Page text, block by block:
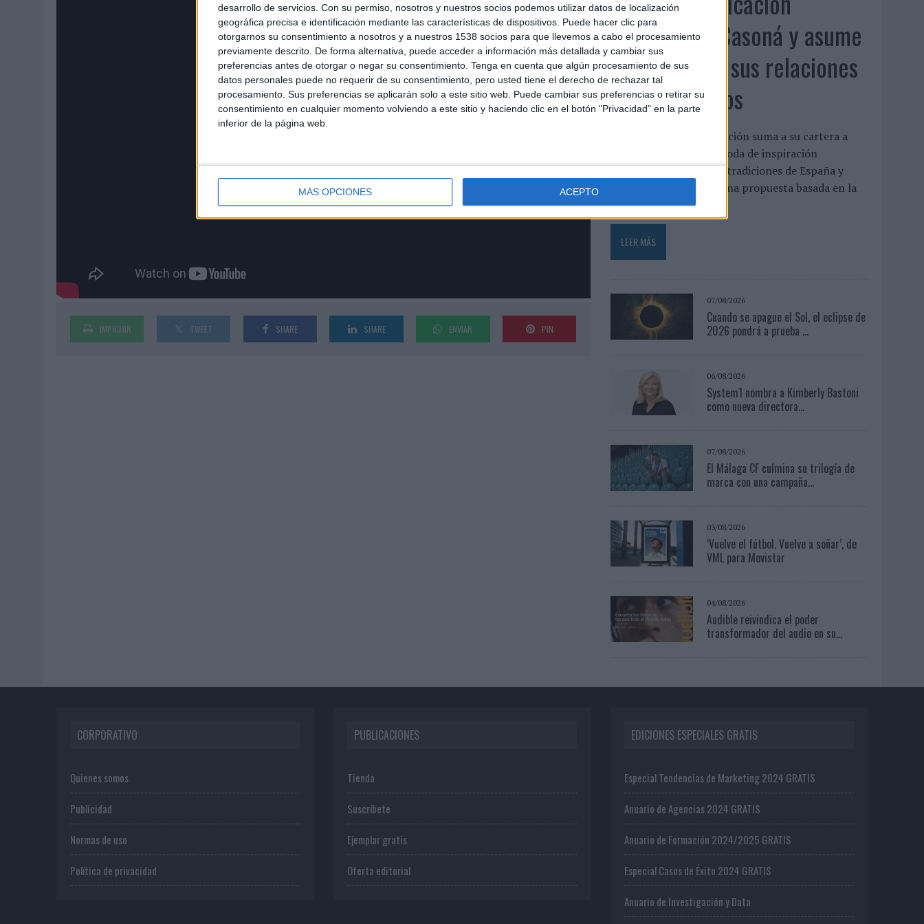
desarrollo de servicios. Con su permiso, nosotros y nuestros socios podemos utilizar datos de localización
geográfica precisa e identificación mediante las características de dispositivos. Puede hacer clic para
otorgarnos su consentimiento a nosotros y a nuestros 1538 socios para que llevemos a cabo el procesamiento
previamente descrito. De forma alternativa, puede acceder a información más detallada y cambiar sus
preferencias antes de otorgar o negar su consentimiento. Tenga en cuenta que algún procesamiento de sus
datos personales puede no requerir de su consentimiento, pero usted tiene el derecho de rechazar tal
procesamiento. Sus preferencias se aplicarán solo a este sitio web. Puede cambiar sus preferencias o retirar su
consentimiento en cualquier momento volviendo a este sitio y haciendo clic en el botón "Privacidad" en la parte
inferior de la página web.
MÁS OPCIONES ACEPTO
IMPRIMIR TWEET SHARE SHARE ENVIAR PIN
incorpora a Casoná y asume
la gestión de sus relaciones
con los medios
La agencia de comunicación suma a su cartera a
Casoná, una firma de moda de inspiración
resortwear que une las tradiciones de España y
Venezuela a través de una propuesta basada en la
artesanía, el...
LEER MÁS
07/08/2026
Cuando se apague el Sol, el eclipse de
2026 pondrá a prueba ...
06/08/2026
System1 nombra a Kimberly Bastoni
como nueva directora...
07/08/2026
El Málaga CF culmina su trilogía de
marca con una campaña...
03/08/2026
‘Vuelve el fútbol. Vuelve a soñar’, de
VML para Movistar
04/08/2026
Audible reivindica el poder
transformador del audio en su...
CORPORATIVO
Quienes somos
Publicidad
Normas de uso
Política de privacidad
PUBLICACIONES
Tienda
Suscríbete
Ejemplar gratis
Oferta editorial
EDICIONES ESPECIALES GRATIS
Especial Tendencias de Marketing 2024 GRATIS
Anuario de Agencias 2024 GRATIS
Anuario de Formación 2024/2025 GRATIS
Especial Casos de Éxito 2024 GRATIS
Anuario de Investigación y Data